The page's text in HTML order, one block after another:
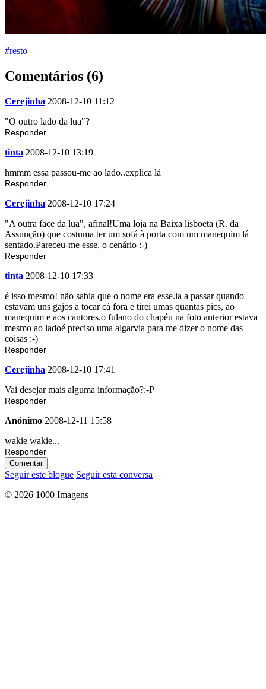
#resto
Comentários (6)
Cerejinha 2008-12-10 11:12
"O outro lado da lua"?
Responder
tinta 2008-12-10 13:19
hmmm essa passou-me ao lado..explica lá
Responder
Cerejinha 2008-12-10 17:24
"A outra face da lua", afinal!Uma loja na Baixa lisboeta (R. da
Assunção) que costuma ter um sofá à porta com um manequim lá
sentado.Pareceu-me esse, o cenário :-)
Responder
tinta 2008-12-10 17:33
é isso mesmo! não sabia que o nome era esse.ia a passar quando
estavam uns gajos a tocar cá fora e tirei umas quantas pics, ao
manequim e aos cantores.o fulano do chapéu na foto anterior estava
mesmo ao ladoé preciso uma algarvia para me dizer o nome das
coisas :-)
Responder
Cerejinha 2008-12-10 17:41
Vai desejar mais alguma informação?:-P
Responder
Anónimo 2008-12-11 15:58
wakie wakie...
Responder
Comentar
Seguir este blogue Seguir esta conversa
© 2026 1000 Imagens